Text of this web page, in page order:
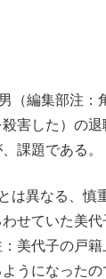
（編集部注：
害した）の
課題である。
は異なる、慎
せていた美
美代子の戸
うになったの